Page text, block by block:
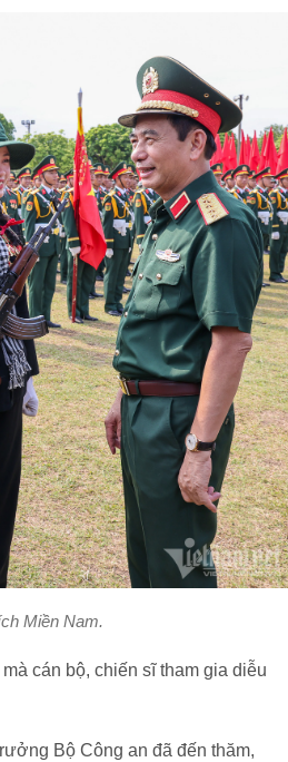
Miền Nam.
cán bộ, chiến sĩ tham gia diễu
Bộ Công an đã đến thăm,